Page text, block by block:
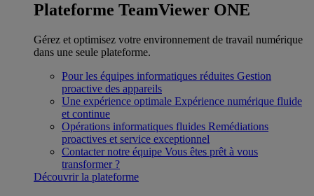
Plateforme TeamViewer ONE
Gérez et optimisez votre environnement de travail numérique
dans une seule plateforme.
Pour les équipes informatiques réduites Gestion
proactive des appareils
Une expérience optimale Expérience numérique fluide
et continue
Opérations informatiques fluides Remédiations
proactives et service exceptionnel
Contacter notre équipe Vous êtes prêt à vous
transformer ?
Découvrir la plateforme